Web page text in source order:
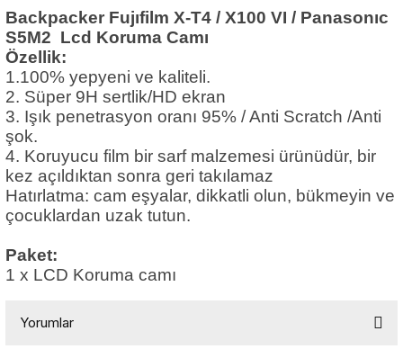
Backpacker Fujıfilm X-T4 / X100 VI / Panasonıc
S5M2 Lcd Koruma Camı
Özellik:
1.100% yepyeni ve kaliteli.
2. Süper 9H sertlik/HD ekran
3. Işık penetrasyon oranı 95% / Anti Scratch /Anti
şok.
4. Koruyucu film bir sarf malzemesi ürünüdür, bir
kez açıldıktan sonra geri takılamaz
Hatırlatma: cam eşyalar, dikkatli olun, bükmeyin ve
çocuklardan uzak tutun.
Paket:
1 x LCD Koruma camı
Yorumlar